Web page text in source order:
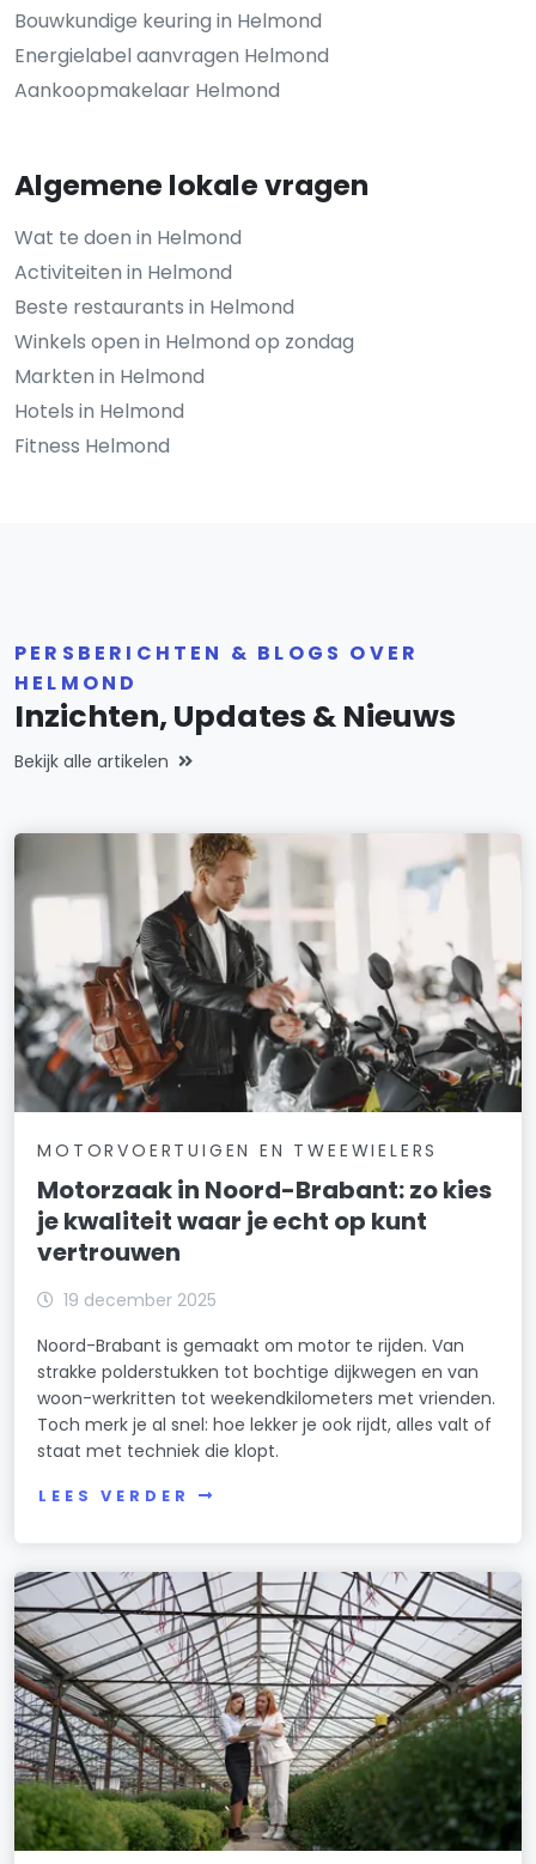
Bouwkundige keuring in Helmond
Energielabel aanvragen Helmond
Aankoopmakelaar Helmond
Algemene lokale vragen
Wat te doen in Helmond
Activiteiten in Helmond
Beste restaurants in Helmond
Winkels open in Helmond op zondag
Markten in Helmond
Hotels in Helmond
Fitness Helmond
PERSBERICHTEN & BLOGS OVER
HELMOND
Inzichten, Updates & Nieuws
Bekijk alle artikelen
MOTORVOERTUIGEN EN TWEEWIELERS
Motorzaak in Noord-Brabant: zo kies
je kwaliteit waar je echt op kunt
vertrouwen
19 december 2025
Noord-Brabant is gemaakt om motor te rijden. Van
strakke polderstukken tot bochtige dijkwegen en van
woon-werkritten tot weekendkilometers met vrienden.
Toch merk je al snel: hoe lekker je ook rijdt, alles valt of
staat met techniek die klopt.
LEES VERDER